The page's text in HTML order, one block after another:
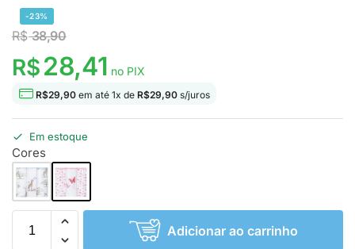
-23%
R$38,90
R$28,41 no PIX
R$29,90 em até 1x de R$29,90 s/juros
Em estoque
Cores
Adicionar ao carrinho